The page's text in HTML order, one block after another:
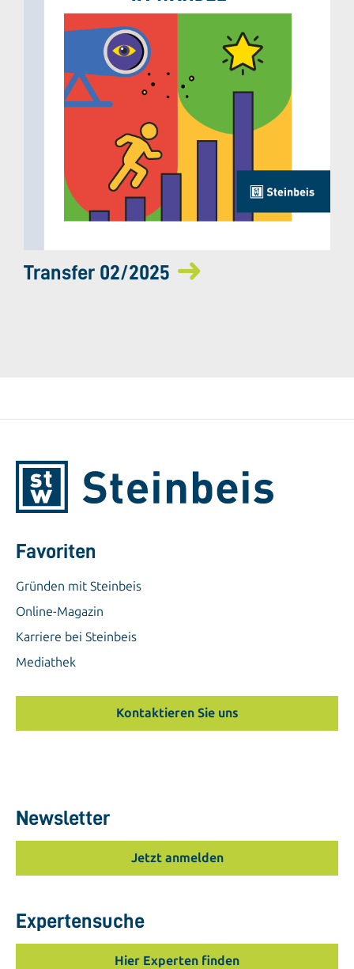
Transfer 02/2025
Favoriten
Gründen mit Steinbeis
Online-Magazin
Karriere bei Steinbeis
Mediathek
Kontaktieren Sie uns
Newsletter
Jetzt anmelden
Expertensuche
Hier Experten finden